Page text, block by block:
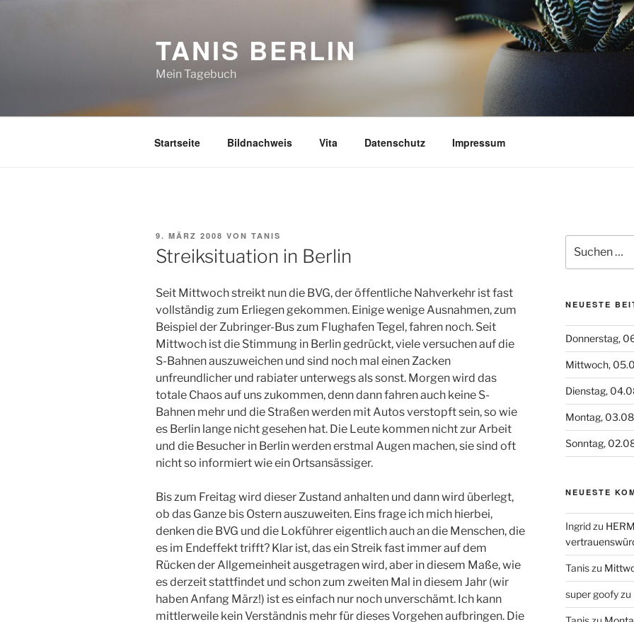
TANIS BERLIN
Mein Tagebuch
Startseite Bildnachweis Vita Datenschutz Impressum
VERÖFFENTLICHT
AM
9. MÄRZ 2008 VON TANIS
Streiksituation in Berlin
Seit Mittwoch streikt nun die BVG, der öffentliche Nahverkehr ist fast
vollständig zum Erliegen gekommen. Einige wenige Ausnahmen, zum
Beispiel der Zubringer-Bus zum Flughafen Tegel, fahren noch. Seit
Mittwoch ist die Stimmung in Berlin gedrückt, viele versuchen auf die
S-Bahnen auszuweichen und sind noch mal einen Zacken
unfreundlicher und rabiater unterwegs als sonst. Morgen wird das
totale Chaos auf uns zukommen, denn dann fahren auch keine S-
Bahnen mehr und die Straßen werden mit Autos verstopft sein, so wie
es Berlin lange nicht gesehen hat. Die Leute kommen nicht zur Arbeit
und die Besucher in Berlin werden erstmal Augen machen, sie sind oft
nicht so informiert wie ein Ortsansässiger.
Bis zum Freitag wird dieser Zustand anhalten und dann wird überlegt,
ob das Ganze bis Ostern auszuweiten. Eins frage ich mich hierbei,
denken die BVG und die Lokführer eigentlich auch an die Menschen, die
es im Endeffekt trifft? Klar ist, das ein Streik fast immer auf dem
Rücken der Allgemeinheit ausgetragen wird, aber in diesem Maße, wie
es derzeit stattfindet und schon zum zweiten Mal in diesem Jahr (wir
haben Anfang März!) ist es einfach nur noch unverschämt. Ich kann
mittlerweile kein Verständnis mehr für dieses Vorgehen aufbringen. Die
nach:
NEUESTE
Donnerstag,
Mittwoch,
Dienstag,
Montag,
Sonntag,
NEUESTE
Ingridzu
Taniszu
super goofyzu